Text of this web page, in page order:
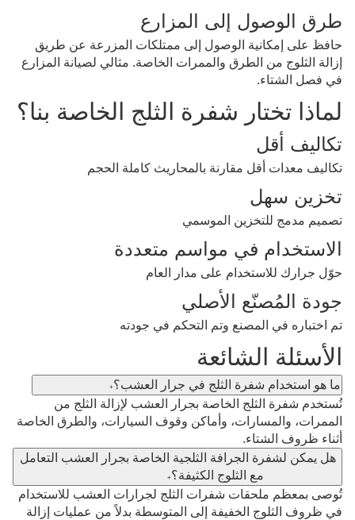
طرق الوصول إلى المزارع
حافظ على إمكانية الوصول إلى ممتلكات المزرعة عن طريق
إزالة الثلوج من الطرق والممرات الخاصة. مثالي لصيانة المزارع
في فصل الشتاء.
لماذا تختار شفرة الثلج الخاصة بنا؟
تكاليف أقل
تكاليف معدات أقل مقارنة بالمحاريث كاملة الحجم
تخزين سهل
تصميم مدمج للتخزين الموسمي
الاستخدام في مواسم متعددة
حوّل جرارك للاستخدام على مدار العام
جودة المُصنّع الأصلي
تم اختباره في المصنع وتم التحكم في جودته
الأسئلة الشائعة
ما هو استخدام شفرة الثلج في جرار العشب؟+
تُستخدم شفرة الثلج الخاصة بجرار العشب لإزالة الثلج من
الممرات، والمسارات، وأماكن وقوف السيارات، والطرق الخاصة
أثناء ظروف الشتاء.
هل يمكن لشفرة الجرافة الثلجية الخاصة بجرار العشب التعامل
مع الثلوج الكثيفة؟+
تُوصى بمعظم ملحقات شفرات الثلج لجرارات العشب للاستخدام
في ظروف الثلوج الخفيفة إلى المتوسطة بدلاً من عمليات إزالة